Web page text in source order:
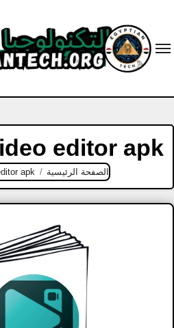
content
editor apk
الصفحة الرئيسية apk